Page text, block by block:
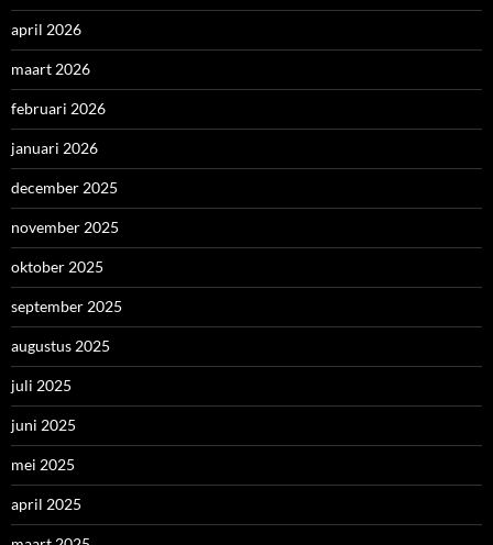
april 2026
maart 2026
februari 2026
januari 2026
december 2025
november 2025
oktober 2025
september 2025
augustus 2025
juli 2025
juni 2025
mei 2025
april 2025